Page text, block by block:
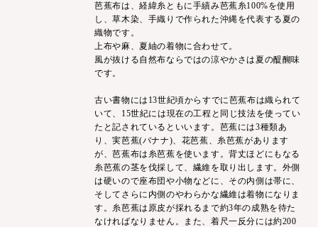
芭蕉布は、経緯糸ともに手績み芭蕉糸100%を使用
し、草木染、手織りで作られた沖縄を代表する夏の
織物です。
上布や麻、夏紬の着物に合わせて。
風が抜ける自然布ならではの涼やかさは夏の醍醐味
です。
古い書物には13世紀頃からすでに芭蕉布は織られて
いて、15世紀には現在の工程と同じ技法を使ってい
たと記されているといいます。芭蕉には3種類あ
り、実芭蕉(バナナ)、花芭蕉、糸芭蕉があります
が、芭蕉布は糸芭蕉を使います。背丈ほどにもなる
糸芭蕉の茎を伐採して、繊維を取り出します。外側
は硬いので座布団や小物などに、その内側は帯に、
そしてさらに内側のやわらかな繊維は着物になりま
す。糸芭蕉は原皮が採れるまで約3年の成熟を待た
なければなりません。また、着尺一反分には約200